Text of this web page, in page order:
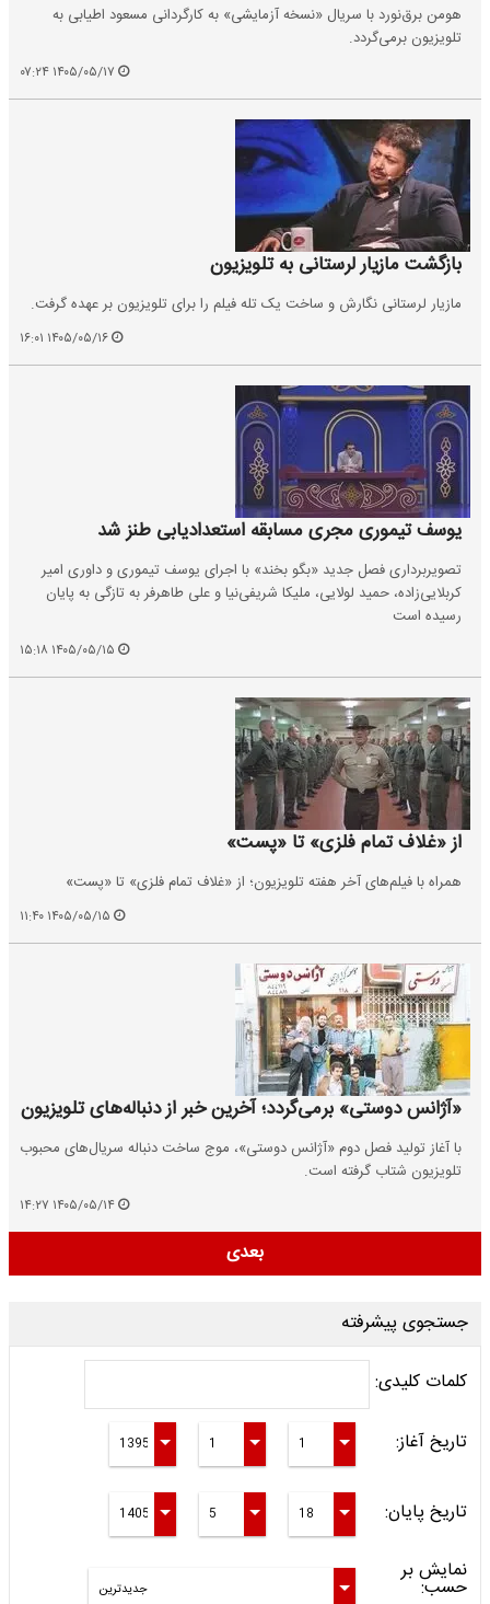
هومن برق‌نورد با سریال «نسخه آزمایشی» به کارگردانی مسعود اطیابی به
تلویزیون برمی‌گردد.
بازگشت مازیار لرستانی به تلویزیون
مازیار لرستانی نگارش و ساخت یک تله فیلم را برای تلویزیون بر عهده گرفت.
یوسف تیموری مجری مسابقه استعدادیابی طنز شد
تصویربرداری فصل جدید «بگو بخند» با اجرای یوسف تیموری و داوری امیر
کربلایی‌زاده، حمید لولایی، ملیکا شریفی‌نیا و علی طاهرفر به‌ تازگی به پایان
رسیده است
از «غلاف تمام فلزی» تا «پست»
همراه با فیلم‌های آخر هفته تلویزیون؛ از «غلاف تمام فلزی» تا «پست»
«آژانس دوستی» برمی‌گردد؛ آخرین خبر از دنباله‌های تلویزیون
با آغاز تولید فصل دوم «آژانس دوستی»، موج ساخت دنباله سریال‌های محبوب
تلویزیون شتاب گرفته است.
بعدی
جستجوی پیشرفته
کلمات کلیدی:
تاریخ آغاز:
تاریخ پایان:
نمایش بر
حسب: